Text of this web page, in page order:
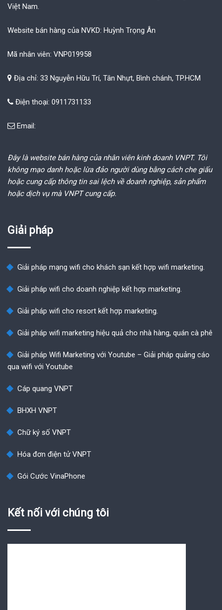
Việt Nam.
Website bán hàng của NVKD: Huỳnh Trọng Ân
Mã nhân viên: VNP019958
Địa chỉ: 33 Nguyễn Hữu Trí, Tân Nhựt, Bình chánh, TP.HCM
Điện thoại: 0911731133
Email:
Đây là website bán hàng của nhân viên kinh doanh VNPT. Tôi
không mạo danh hoặc lừa đảo người dùng bằng cách che giấu
hoặc cung cấp thông tin sai lệch về doanh nghiệp, sản phẩm
hoặc dịch vụ mà VNPT cung cấp.
Giải pháp
Giải pháp mạng wifi cho khách sạn kết hợp wifi marketing.
Giải pháp wifi cho doanh nghiệp kết hợp marketing.
Giải pháp wifi cho resort kết hợp marketing.
Giải pháp wifi marketing hiệu quả cho nhà hàng, quán cà phê
Giải pháp Wifi Marketing với Youtube – Giải pháp quảng cáo
qua wifi với Youtube
Cáp quang VNPT
BHXH VNPT
Chữ ký số VNPT
Hóa đơn điện tử VNPT
Gói Cước VinaPhone
Kết nối với chúng tôi